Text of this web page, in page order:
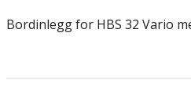
Bordinlegg for HBS 32 Vario